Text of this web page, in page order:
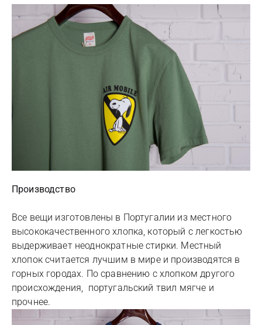
Производство
Все вещи изготовлены в Португалии из местного
высококачественного хлопка, который с легкостью
выдерживает неоднократные стирки. Местный
хлопок считается лучшим в мире и производятся в
горных городах. По сравнению с хлопком другого
происхождения, португальский твил мягче и
прочнее.